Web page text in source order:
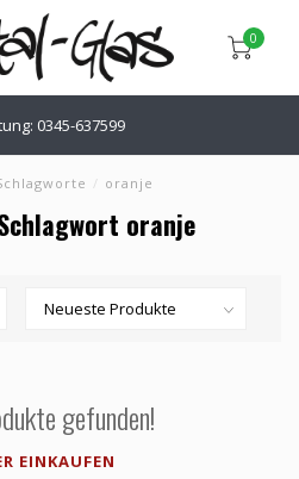
0
0345-637599
/ oranje
oranje
gefunden!
EINKAUFEN